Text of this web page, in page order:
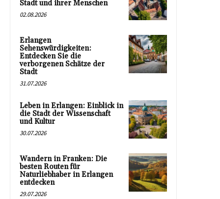
Stadt und ihrer Menschen
02.08.2026
Erlangen
Sehenswürdigkeiten:
Entdecken Sie die
verborgenen Schätze der
Stadt
31.07.2026
Leben in Erlangen: Einblick in
die Stadt der Wissenschaft
und Kultur
30.07.2026
Wandern in Franken: Die
besten Routen für
Naturliebhaber in Erlangen
entdecken
29.07.2026